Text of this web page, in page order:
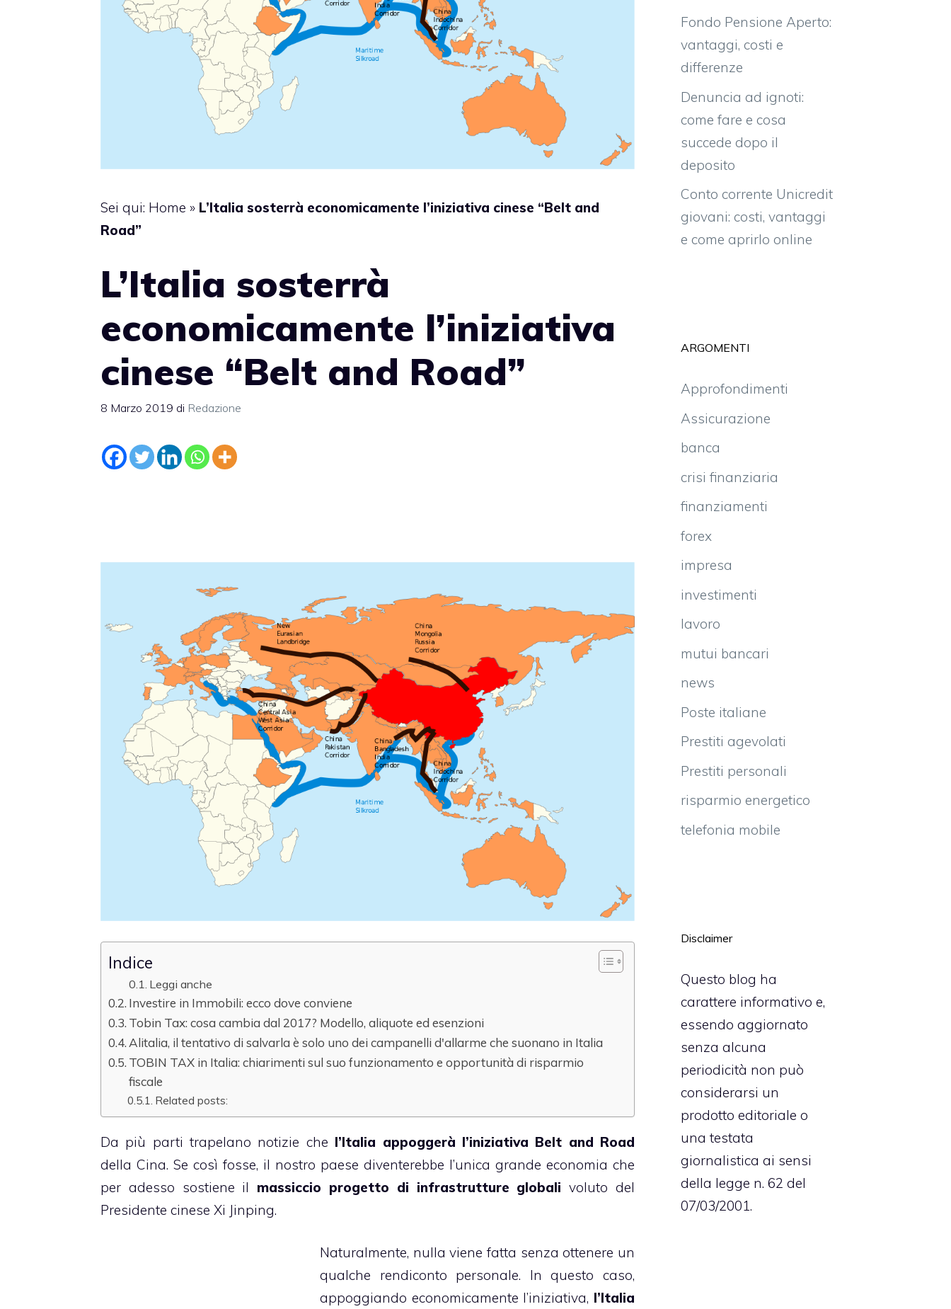
Sei qui: Home » L’Italia sosterrà economicamente l’iniziativa cinese “Belt and
Road”
L’Italia sosterrà
economicamente l’iniziativa
cinese “Belt and Road”
8 Marzo 2019 di Redazione
Indice
Leggi anche
Investire in Immobili: ecco dove conviene
Tobin Tax: cosa cambia dal 2017? Modello, aliquote ed esenzioni
Alitalia, il tentativo di salvarla è solo uno dei campanelli d'allarme che suonano in Italia
TOBIN TAX in Italia: chiarimenti sul suo funzionamento e opportunità di risparmio
fiscale
Related posts:
Da più parti trapelano notizie che l’Italia appoggerà l’iniziativa Belt and Road
della Cina. Se così fosse, il nostro paese diventerebbe l’unica grande economia che
per adesso sostiene il massiccio progetto di infrastrutture globali voluto del
Presidente cinese Xi Jinping.
Naturalmente, nulla viene fatta senza ottenere un
qualche rendiconto personale. In questo caso,
appoggiando economicamente l’iniziativa, l’Italia
Fondo Pensione Aperto:
vantaggi, costi e
differenze
Denuncia ad ignoti:
come fare e cosa
succede dopo il
deposito
Conto corrente Unicredit
giovani: costi, vantaggi
e come aprirlo online
ARGOMENTI
Approfondimenti
Assicurazione
banca
crisi finanziaria
finanziamenti
forex
impresa
investimenti
lavoro
mutui bancari
news
Poste italiane
Prestiti agevolati
Prestiti personali
risparmio energetico
telefonia mobile
Disclaimer
Questo blog ha
carattere informativo e,
essendo aggiornato
senza alcuna
periodicità non può
considerarsi un
prodotto editoriale o
una testata
giornalistica ai sensi
della legge n. 62 del
07/03/2001.